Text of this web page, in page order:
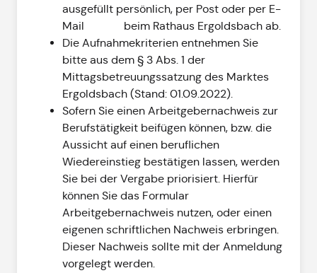
ausgefüllt persönlich, per Post oder per E-
Mail beim Rathaus Ergoldsbach ab.
Die Aufnahmekriterien entnehmen Sie
bitte aus dem § 3 Abs. 1 der
Mittagsbetreuungssatzung des Marktes
Ergoldsbach (Stand: 01.09.2022).
Sofern Sie einen Arbeitgebernachweis zur
Berufstätigkeit beifügen können, bzw. die
Aussicht auf einen beruflichen
Wiedereinstieg bestätigen lassen, werden
Sie bei der Vergabe priorisiert. Hierfür
können Sie das Formular
Arbeitgebernachweis nutzen, oder einen
eigenen schriftlichen Nachweis erbringen.
Dieser Nachweis sollte mit der Anmeldung
vorgelegt werden.